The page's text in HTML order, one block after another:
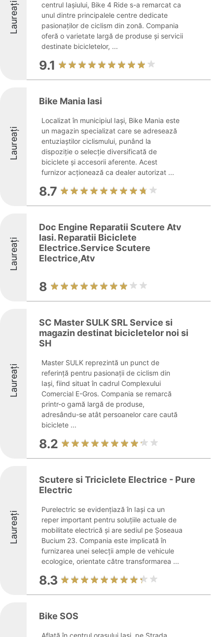
Laureați
centrul Iașiului, Bike 4 Ride s-a remarcat ca
unul dintre principalele centre dedicate
pasionaților de ciclism din zonă. Compania
oferă o varietate largă de produse și servicii
destinate bicicletelor, ...
9.1
Laureați
Bike Mania Iasi
Localizat în municipiul Iași, Bike Mania este
un magazin specializat care se adresează
entuziaștilor ciclismului, punând la
dispoziție o selecție diversificată de
biciclete și accesorii aferente. Acest
furnizor acționează ca dealer autorizat ...
8.7
Laureați
Doc Engine Reparatii Scutere Atv
Iasi. Reparatii Biciclete
Electrice.Service Scutere
Electrice,Atv
8
Laureați
SC Master SULK SRL Service si
magazin destinat bicicletelor noi si
SH
Master SULK reprezintă un punct de
referință pentru pasionații de ciclism din
Iași, fiind situat în cadrul Complexului
Comercial E-Gros. Compania se remarcă
printr-o gamă largă de produse,
adresându-se atât persoanelor care caută
biciclete ...
8.2
Laureați
Scutere si Triciclete Electrice - Pure
Electric
Purelectric se evidențiază în Iași ca un
reper important pentru soluțiile actuale de
mobilitate electrică și are sediul pe Șoseaua
Bucium 23. Compania este implicată în
furnizarea unei selecții ample de vehicule
ecologice, orientate către transformarea ...
8.3
Bike SOS
Aflată în centrul orașului Iași, pe Strada